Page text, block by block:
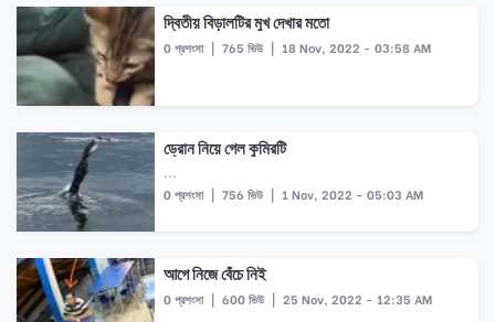
দ্বিতীয় বিড়ালটির মুখ দেখার মতো
0 প্রশংসা | 765 ভিউ | 18 Nov, 2022 - 03:58 AM
ড্রোন নিয়ে গেল কুমিরটি
...
0 প্রশংসা | 756 ভিউ | 1 Nov, 2022 - 05:03 AM
আগে নিজে বেঁচে নিই
0 প্রশংসা | 600 ভিউ | 25 Nov, 2022 - 12:35 AM